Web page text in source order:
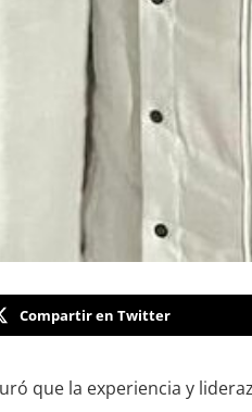
Compartir en Twitter
que la experiencia y